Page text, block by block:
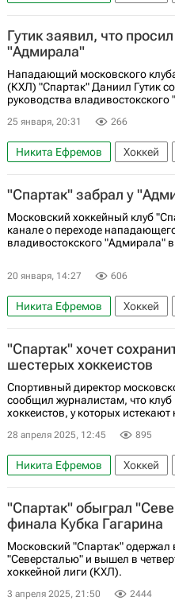
Дмитрий Завгородний
Металлург (Магнитогорск)
Гутик заявил, что
"Адмирала"
Нападающий московского
(КХЛ) "Спартак" Даниил Гутик
руководства
25 января, 20:31 266
Никита Ефремов Хоккей
Максим Мусоров
Адмирал
"Спартак" забрал у
Московский хоккейный клуб
канале о переходе
владивостокского "Адмирала"
20 января, 14:27 606
Никита Ефремов Хоккей
"Спартак" хочет
шестерых хоккеистов
Спортивный директор
сообщил журналистам, что клуб
хоккеистов, у которых
28 апреля 2025, 12:45 895
Никита Ефремов Хоккей
КХЛ 2025-2026
"Спартак" обыграл
финала Кубка Гагарина
Московский "Спартак" одержал
"Северсталью" и вышел в
хоккейной лиги (КХЛ).
3 апреля 2025, 21:50 2444